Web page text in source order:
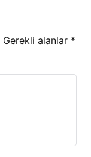
Gerekli alanlar *